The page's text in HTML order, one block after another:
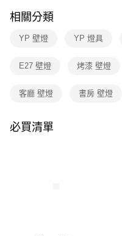
【「AFTEE先享後付」結帳流程】
１．於結帳方式選擇「AFTEE先
結帳頁面，進行簡訊認證並確
ATM／網路銀行／等多元方式
購買商品的店家。未經商家同意
是否繳費成功／繳費後需取消欲
客戶支援中心」
每筆NT$180，滿NT$5,000(
相關分類
YP 壁燈 YP 燈具
E27 壁燈 烤漆 壁燈
客廳 壁燈 書房 壁燈
必買清單